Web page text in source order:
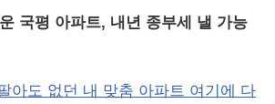
국평 아파트, 내년 종부세 낼 가능
아도 없던 내 맞춤 아파트 여기에 다